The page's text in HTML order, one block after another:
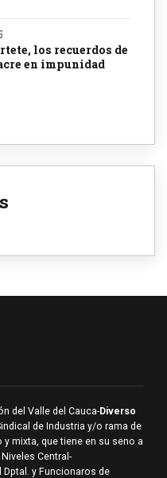
los recuerdos de
en impunidad
del Valle del Cauca-Diverso
de Industria y/o rama de
mixta, que tiene en su seno a
Central-
Dptal. y Funcionaros de